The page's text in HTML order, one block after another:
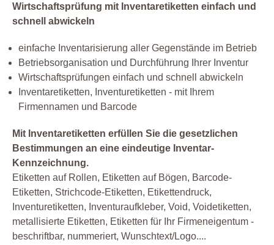
Wirtschaftsprüfung mit Inventaretiketten einfach und
schnell abwickeln
einfache Inventarisierung aller Gegenstände im Betrieb
Betriebsorganisation und Durchführung Ihrer Inventur
Wirtschaftsprüfungen einfach und schnell abwickeln
Inventaretiketten, Inventuretiketten - mit Ihrem
Firmennamen und Barcode
Mit Inventaretiketten erfüllen Sie die gesetzlichen
Bestimmungen an eine eindeutige Inventar-
Kennzeichnung.
Etiketten auf Rollen, Etiketten auf Bögen, Barcode-
Etiketten, Strichcode-Etiketten, Etikettendruck,
Inventuretiketten, Inventuraufkleber, Void, Voidetiketten,
metallisierte Etiketten, Etiketten für Ihr Firmeneigentum -
beschriftbar, nummeriert, Wunschtext/Logo....